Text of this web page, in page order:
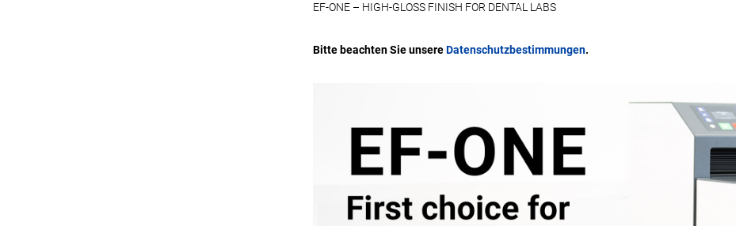
EF-ONE – HIGH-GLOSS FINISH FOR DENTAL LABS
Bitte beachten Sie unsereDatenschutzbestimmungen.